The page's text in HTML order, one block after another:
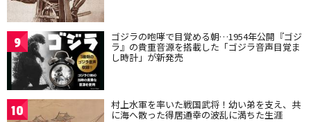
9 ゴジラの咆哮で目覚める朝…1954年公開『ゴジ
ラ』の貴重音源を搭載した「ゴジラ音声目覚ま
し時計」が新発売
10 村上水軍を率いた戦国武将！幼い弟を支え、共
に海へ散った得居通幸の波乱に満ちた生涯